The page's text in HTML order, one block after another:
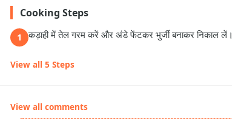
Cooking Steps
1 कड़ाही में तेल गरम करें और अंडे फेंटकर भुर्जी बनाकर निकाल लें।
View all 5 Steps
View all comments